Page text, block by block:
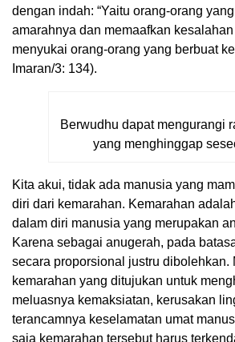
dengan indah: “Yaitu orang-orang
amarahnya dan memaafkan
menyukai orang-orang yang berbuat
Imaran/3: 134).
Berwudhu dapat mengurangi
yang menghinggap
Kita akui, tidak ada manusia yang
diri dari kemarahan. Kemarahan
dalam diri manusia yang merupakan
Karena sebagai anugerah, pada
secara proporsional justru dibolehkan.
kemarahan yang ditujukan untuk
meluasnya kemaksiatan, kerusakan
terancamnya keselamatan umat
saja kemarahan tersebut harus